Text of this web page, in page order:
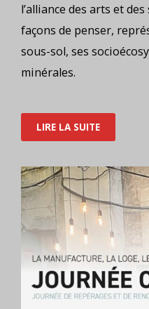
l’alliance des arts et
façons de penser,
sous-sol, ses
minérales.
LIRE LA SUITE